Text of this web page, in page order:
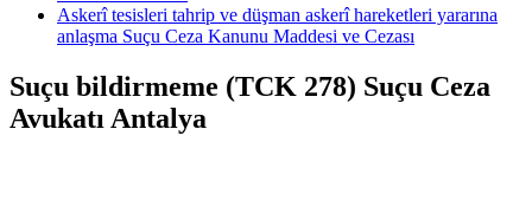
Askerî tesisleri tahrip ve düşman askerî hareketleri yararına
anlaşma Suçu Ceza Kanunu Maddesi ve Cezası
Suçu bildirmeme (TCK 278) Suçu Ceza
Avukatı Antalya